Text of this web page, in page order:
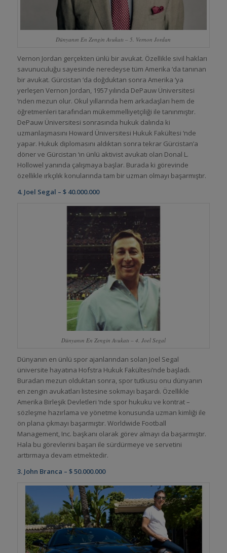
Dünyanın En Zengin Avukatı – 5. Vernon Jordan
Vernon Jordan gerçekten ünlü bir avukat. Özellikle sivil hakları
savunuculuğu sayesinde neredeyse tüm Amerika ‘da tanınan
bir avukat. Gürcistan ‘da doğduktan sonra Amerika ‘ya
yerleşen Vernon Jordan, 1957 yılında DePauw Üniversitesi
‘nden mezun olur. Okul yıllarında hem arkadaşları hem de
öğretmenleri tarafından mükemmelliyetçiliği ile tanınmıştır.
DePauw Üniversitesi sonrasında hukuk dalında ki
uzmanlaşmasını Howard Üniversitesi Hukuk Fakültesi ‘nde
yapar. Hukuk diplomasını aldıktan sonra tekrar Gürcistan’a
döner ve Gürcistan ‘ın ünlü aktivist avukatı olan Donal L.
Hollowel yanında çalışmaya başlar. Burada ki görevinde
özellikle ırkçılık konularında tam bir uzman olmayı başarmıştır.
4. Joel Segal – $ 40.000.000
Dünyanın En Zengin Avukatı – 4. Joel Segal
Dünyanın en ünlü spor ajanlarından solan Joel Segal
üniversite hayatına Hofstra Hukuk Fakültesi’nde başladı.
Buradan mezun olduktan sonra, spor tutkusu onu dünyanın
en zengin avukatları listesine sokmayı başardı. Özellikle
Amerika Birleşik Devletleri ‘nde spor hukuku ve kontrat –
sözleşme hazırlama ve yönetme konusunda uzman kimliği ile
ön plana çıkmayı başarmıştır. Worldwide Football
Management, Inc. başkanı olarak görev almayı da başarmıştır.
Hala bu görevlerini başarı ile sürdürmeye ve servetini
arttırmaya devam etmektedir.
3. John Branca – $ 50.000.000